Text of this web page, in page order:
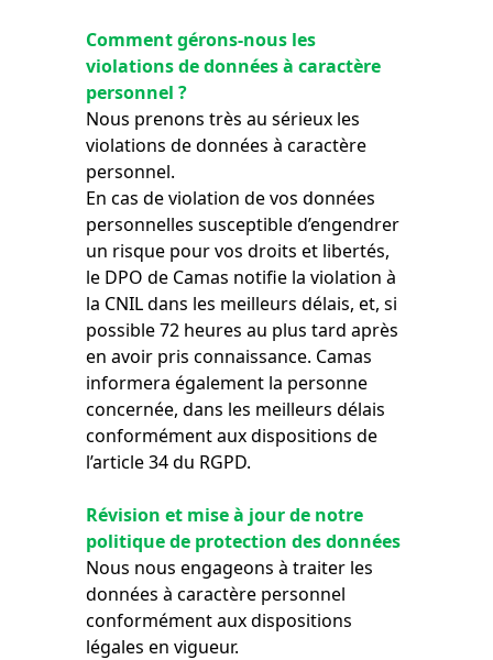
Comment gérons-nous les
violations de données à caractère
personnel ?
Nous prenons très au sérieux les
violations de données à caractère
personnel.
En cas de violation de vos données
personnelles susceptible d’engendrer
un risque pour vos droits et libertés,
le DPO de Camas notifie la violation à
la CNIL dans les meilleurs délais, et, si
possible 72 heures au plus tard après
en avoir pris connaissance. Camas
informera également la personne
concernée, dans les meilleurs délais
conformément aux dispositions de
l’article 34 du RGPD.
Révision et mise à jour de notre
politique de protection des données
Nous nous engageons à traiter les
données à caractère personnel
conformément aux dispositions
légales en vigueur.